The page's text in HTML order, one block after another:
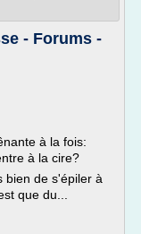
- Forums -
à la fois:
à la cire?
bien de s'épiler à
que du...